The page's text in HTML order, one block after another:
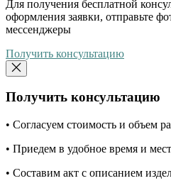
Для получения бесплатной
оформления заявки, отправьте
мессенджеры
Получить консультацию
Получить консультацию
• Согласуем стоимость и объем
• Приедем в удобное время и
• Составим акт с описанием